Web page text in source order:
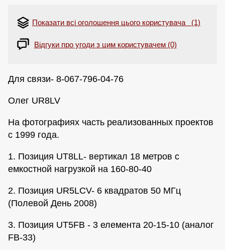
Показати всі оголошення цього користувача (1)
Відгуки про угоди з цим користувачем (0)
Для связи- 8-067-796-04-76
Олег UR8LV
На фотографиях часть реализованных проектов
с 1999 года.
1. Позиция UT8LL- вертикал 18 метров с
емкостной нагрузкой на 160-80-40
2. Позиция UR5LCV- 6 квадратов 50 МГц
(Полевой День 2008)
3. Позиция UT5FB - 3 елемента 20-15-10 (аналог
FB-33)